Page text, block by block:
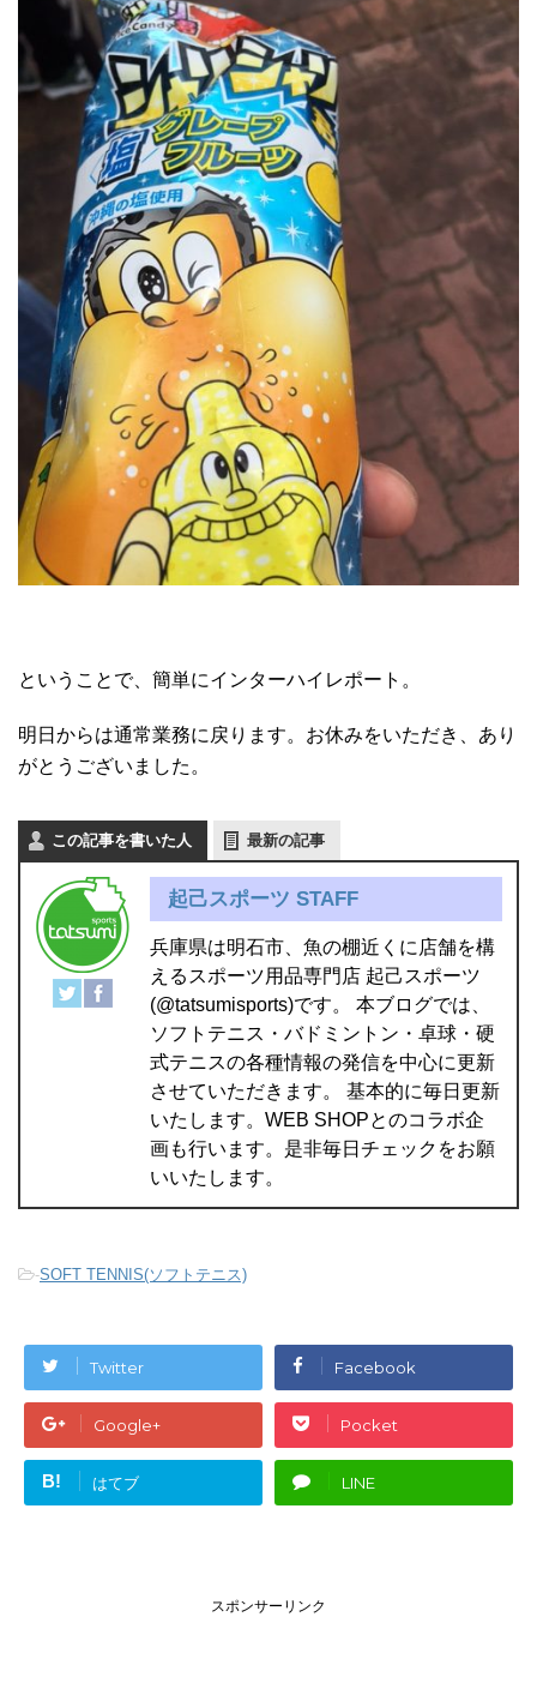
ということで、簡単にインターハイレポート。
明日からは通常業務に戻ります。お休みをいただき、あり
がとうございました。
この記事を書いた人 最新の記事
起己スポーツ STAFF
兵庫県は明石市、魚の棚近くに店舗を構
えるスポーツ用品専門店 起己スポーツ
(@tatsumisports)です。 本ブログでは、
ソフトテニス・バドミントン・卓球・硬
式テニスの各種情報の発信を中心に更新
させていただきます。 基本的に毎日更新
いたします。WEB SHOPとのコラボ企
画も行います。是非毎日チェックをお願
いいたします。
-SOFT TENNIS(ソフトテニス)
Twitter Facebook
Google+ Pocket
B! はてブ LINE
スポンサーリンク